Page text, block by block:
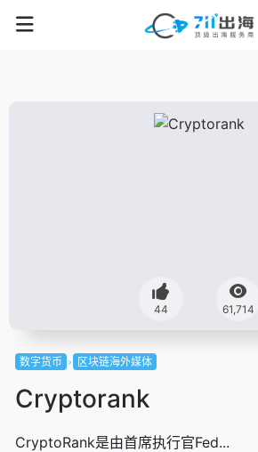
44 61,714
数字货币 区块链海外媒体
Cryptorank
CryptoRank是由首席执行官Fed...